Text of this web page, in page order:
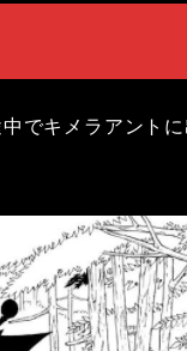
でキメラアント